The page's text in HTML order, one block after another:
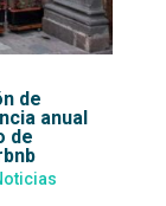
de
anual
de